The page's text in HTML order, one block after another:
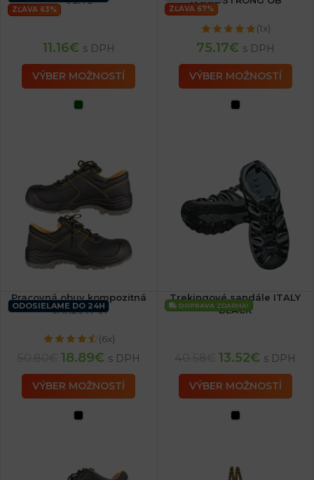
11.16€ s DPH
VÝBER MOŽNOSTÍ
(1x)
75.17€ s DPH
VÝBER MOŽNOSTÍ
ZĽAVA 63%
Pracovná obuv kompozitná
CARLOW S1
(6x)
18.89€ s DPH
VÝBER MOŽNOSTÍ
ZĽAVA 67%
Trekingové sandále ITALY
BLACK
13.52€ s DPH
VÝBER MOŽNOSTÍ
ODOSIELAME DO 24H DOPRAVA ZDARMA!